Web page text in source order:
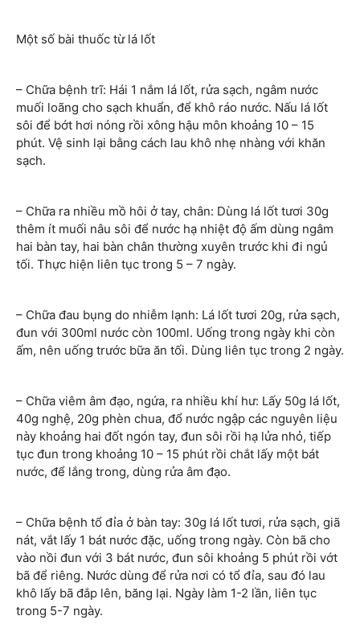
Một số bài thuốc từ lá lốt
– Chữa bệnh trĩ: Hái 1 nắm lá lốt, rửa sạch, ngâm nước
muối loãng cho sạch khuẩn, để khô ráo nước. Nấu lá lốt
sôi để bớt hơi nóng rồi xông hậu môn khoảng 10 – 15
phút. Vệ sinh lại bằng cách lau khô nhẹ nhàng với khăn
sạch.
– Chữa ra nhiều mồ hôi ở tay, chân: Dùng lá lốt tươi 30g
thêm ít muối nâu sôi để nước hạ nhiệt độ ấm dùng ngâm
hai bàn tay, hai bàn chân thường xuyên trước khi đi ngủ
tối. Thực hiện liên tục trong 5 – 7 ngày.
– Chữa đau bụng do nhiễm lạnh: Lá lốt tươi 20g, rửa sạch,
đun với 300ml nước còn 100ml. Uống trong ngày khi còn
ấm, nên uống trước bữa ăn tối. Dùng liên tục trong 2 ngày.
– Chữa viêm âm đạo, ngứa, ra nhiều khí hư: Lấy 50g lá lốt,
40g nghệ, 20g phèn chua, đổ nước ngập các nguyên liệu
này khoảng hai đốt ngón tay, đun sôi rồi hạ lửa nhỏ, tiếp
tục đun trong khoảng 10 – 15 phút rồi chắt lấy một bát
nước, để lắng trong, dùng rửa âm đạo.
– Chữa bệnh tổ đỉa ở bàn tay: 30g lá lốt tươi, rửa sạch, giã
nát, vắt lấy 1 bát nước đặc, uống trong ngày. Còn bã cho
vào nồi đun với 3 bát nước, đun sôi khoảng 5 phút rồi vớt
bã để riêng. Nước dùng để rửa nơi có tổ đỉa, sau đó lau
khô lấy bã đắp lên, băng lại. Ngày làm 1-2 lần, liên tục
trong 5-7 ngày.